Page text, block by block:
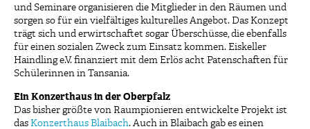
und Seminare organisieren die Mitglieder in den Räumen und
sorgen so für ein vielfältiges kulturelles Angebot. Das Konzept
trägt sich und erwirtschaftet sogar Überschüsse, die ebenfalls
für einen sozialen Zweck zum Einsatz kommen. Eiskeller
Haindling e.V. finanziert mit dem Erlös acht Patenschaften für
Schülerinnen in Tansania.
Ein Konzerthaus in der Oberpfalz
Das bisher größte von Raumpionieren entwickelte Projekt ist
das Konzerthaus Blaibach. Auch in Blaibach gab es einen